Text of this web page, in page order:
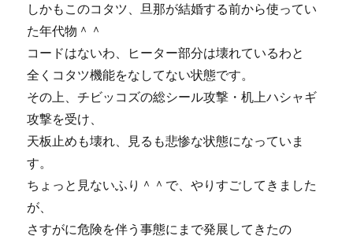
しかもこのコタツ、旦那が結婚する前から使ってい
た年代物＾＾
コードはないわ、ヒーター部分は壊れているわと
全くコタツ機能をなしてない状態です。
その上、チビッコズの総シール攻撃・机上ハシャギ
攻撃を受け、
天板止めも壊れ、見るも悲惨な状態になっていま
す。
ちょっと見ないふり＾＾で、やりすごしてきました
が、
さすがに危険を伴う事態にまで発展してきたの